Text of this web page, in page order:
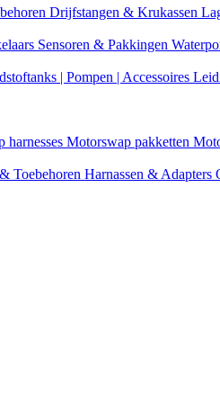
Drijfstangen & Krukassen
Sensoren & Pakkingen
| Pompen | Accessoires
harnesses Motorswap pakketten
Toebehoren Harnassen & Adapters